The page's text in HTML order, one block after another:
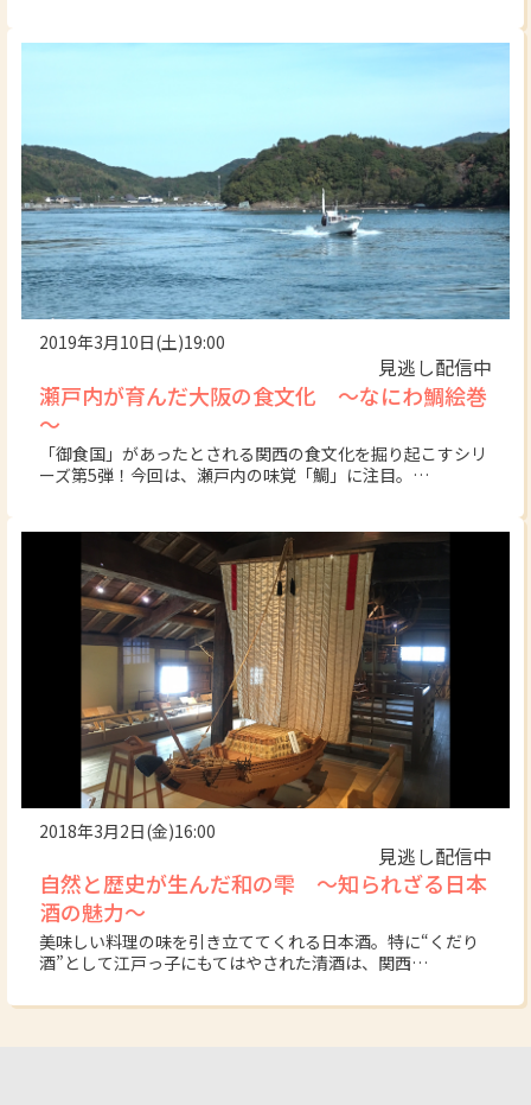
2019年3月10日(土)19:00
見逃し配信中
瀬戸内が育んだ大阪の食文化 ～なにわ鯛絵巻
～
「御食国」があったとされる関西の食文化を掘り起こすシリ
ーズ第5弾！今回は、瀬戸内の味覚「鯛」に注目。…
2018年3月2日(金)16:00
見逃し配信中
自然と歴史が生んだ和の雫 ～知られざる日本
酒の魅力～
美味しい料理の味を引き立ててくれる日本酒。特に“くだり
酒”として江戸っ子にもてはやされた清酒は、関西…